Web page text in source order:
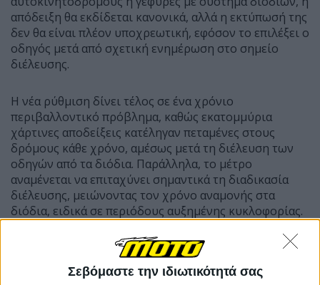
Σεβόμαστε την ιδιωτικότητά σας
απόδειξη θα εκδίδεται κανονικά, αλλά η εκτύπωσή της
δεν θα είναι πλέον υποχρεωτική, εφόσον το επιλέξει ο
οδηγός μετά από σχετική ενημέρωση στο σημείο
διέλευσης.
Η νέα ρύθμιση δίνει τέλος σε ένα χρόνιο
περιβαλλοντικό πρόβλημα, καθώς εκατομμύρια
χάρτινες αποδείξεις κατέληγαν πεταμένες στους
δρόμους κάθε χρόνο, αμέσως μετά τη διέλευση των
οδηγών από τα διόδια. Παράλληλα, το μέτρο
αναμένεται να επιταχύνει σημαντικά τη διαδικασία
διέλευσης, μειώνοντας τον χρόνο αναμονής στα
διόδια, ειδικά σε περιόδους αυξημένης κυκλοφορίας.